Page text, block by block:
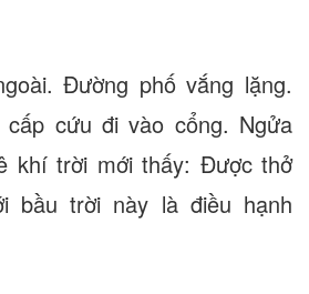
Đường phố vắng lặng.
cứu đi vào cổng. Ngửa
khí trời mới thấy: Được thở
bầu trời này là điều hạnh